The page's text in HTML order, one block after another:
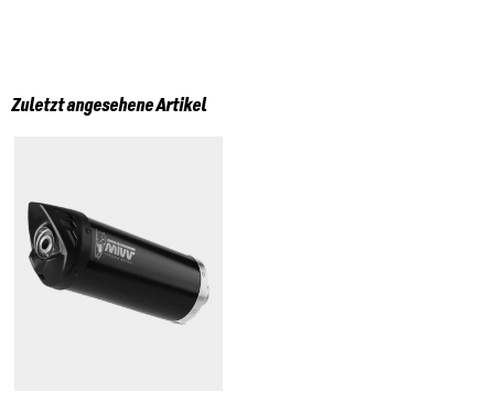
Zuletzt angesehene Artikel